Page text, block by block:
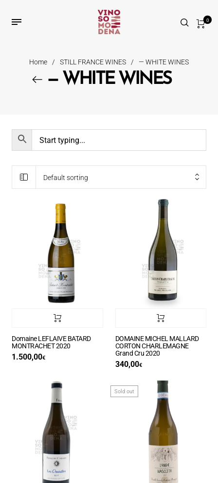
0
Home / STILL FRANCE WINES / — WHITE WINES
— WHITE WINES
Default sorting
Domaine LEFLAIVE BATARD
MONTRACHET 2020
1.500,00€
DOMAINE MICHEL MALLARD
CORTON CHARLEMAGNE
Grand Cru 2020
340,00€
Sold out